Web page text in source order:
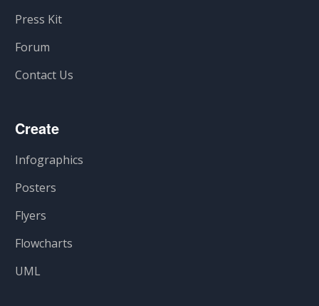
Press Kit
Forum
Contact Us
Create
Infographics
Posters
Flyers
Flowcharts
UML